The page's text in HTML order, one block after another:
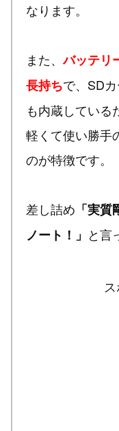
なります。
また、バッテリ
長持ちで、SD
も内蔵している
軽くて使い勝手
のが特徴です。
差し詰め 「実
ノート！」 と言